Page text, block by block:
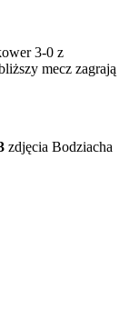
3-0 z
mecz zagrają
zdjęcia Bodziacha